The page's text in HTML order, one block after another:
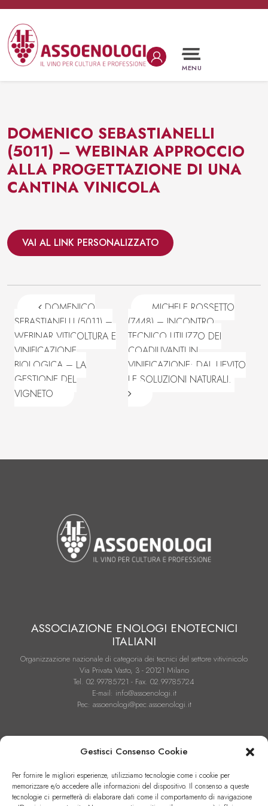
Gestisci Consenso Cookie
Per fornire le migliori esperienze, utilizziamo tecnologie come i cookie per
memorizzare e/o accedere alle informazioni del dispositivo. Il consenso a queste
tecnologie ci permetterà di elaborare dati come il comportamento di navigazione
Vai al contenuto
Navigazione principale
MENU
DOMENICO SEBASTIANELLI
(5011) – WEBINAR APPROCCIO
ALLA PROGETTAZIONE DI UNA
CANTINA VINICOLA
VAI AL LINK PERSONALIZZATO
Navigazione articoli
DOMENICO
SEBASTIANELLI (5011) –
WEBINAR VITICOLTURA E
VINIFICAZIONE
BIOLOGICA – LA
GESTIONE DEL
VIGNETO
MICHELE ROSSETTO
(7448) – INCONTRO
TECNICO UTILIZZO DEI
COADIUVANTI IN
VINIFICAZIONE: DAL LIEVITO
LE SOLUZIONI NATURALI.
ASSOCIAZIONE ENOLOGI ENOTECNICI
ITALIANI
Organizzazione nazionale di categoria dei tecnici del settore vitivinicolo
Via Privata Vasto, 3 - 20121 Milano
Tel. 02.99785721 - Fax. 02.99785724
E-mail: info@assoenologi.it
Pec: assoenologi@pec.assoenologi.it
Condizioni Generali di Contratto di Vendita